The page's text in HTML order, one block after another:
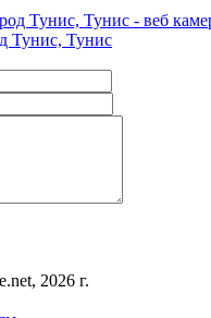
Тунис, Тунис
2026 г.